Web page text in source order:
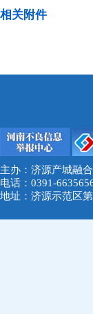
相关附件
主办：济源产城融
电话：0391-
地址：济源示范区